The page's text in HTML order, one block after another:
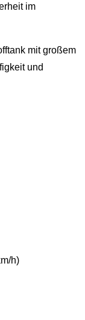
im
mit großem
und
h)